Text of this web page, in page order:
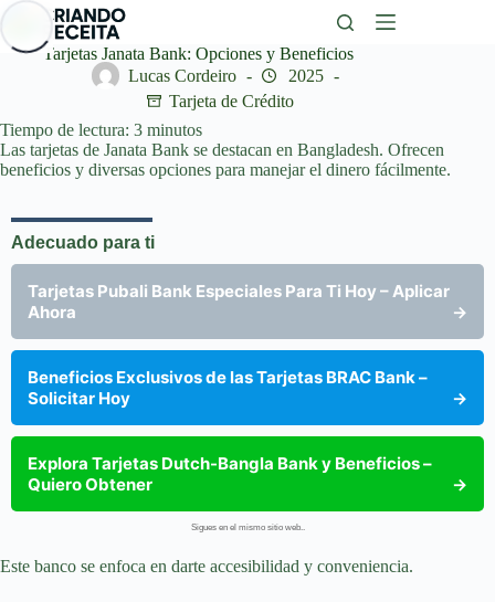
Saltar
contenidoTarjetas Janata Bank: Opciones y Beneficios
Lucas Cordeiro
2025
Tarjeta de Crédito
Tiempo de lectura: 3 minutos
Las tarjetas de Janata Bank se destacan en Bangladesh. Ofrecen
beneficios y diversas opciones para manejar el dinero fácilmente.
Adecuado para ti
Tarjetas Pubali Bank Especiales Para Ti Hoy – Aplicar
Ahora
→
Beneficios Exclusivos de las Tarjetas BRAC Bank –
Solicitar Hoy
→
Explora Tarjetas Dutch-Bangla Bank y Beneficios –
Quiero Obtener
→
Sigues en el mismo sitio web..
Este banco se enfoca en darte accesibilidad y conveniencia.